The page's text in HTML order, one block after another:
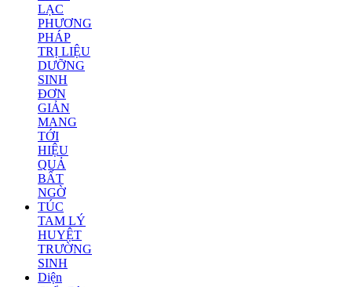
LẠC
PHƯƠNG
PHÁP
TRỊ LIỆU
DƯỠNG
SINH
ĐƠN
GIẢN
MANG
TỚI
HIỆU
QUẢ
BẤT
NGỜ
TÚC
TAM LÝ
HUYỆT
TRƯỜNG
SINH
Diện